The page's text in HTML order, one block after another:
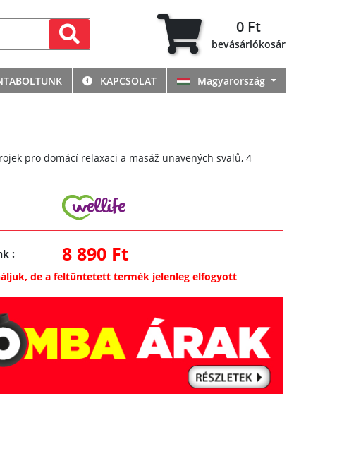
0 Ft
bevásárlókosár
KAPCSOLAT Magyarország
pro domácí relaxaci a masáž unavených svalů, 4
: 8 890 Ft
de a feltüntetett termék jelenleg elfogyott